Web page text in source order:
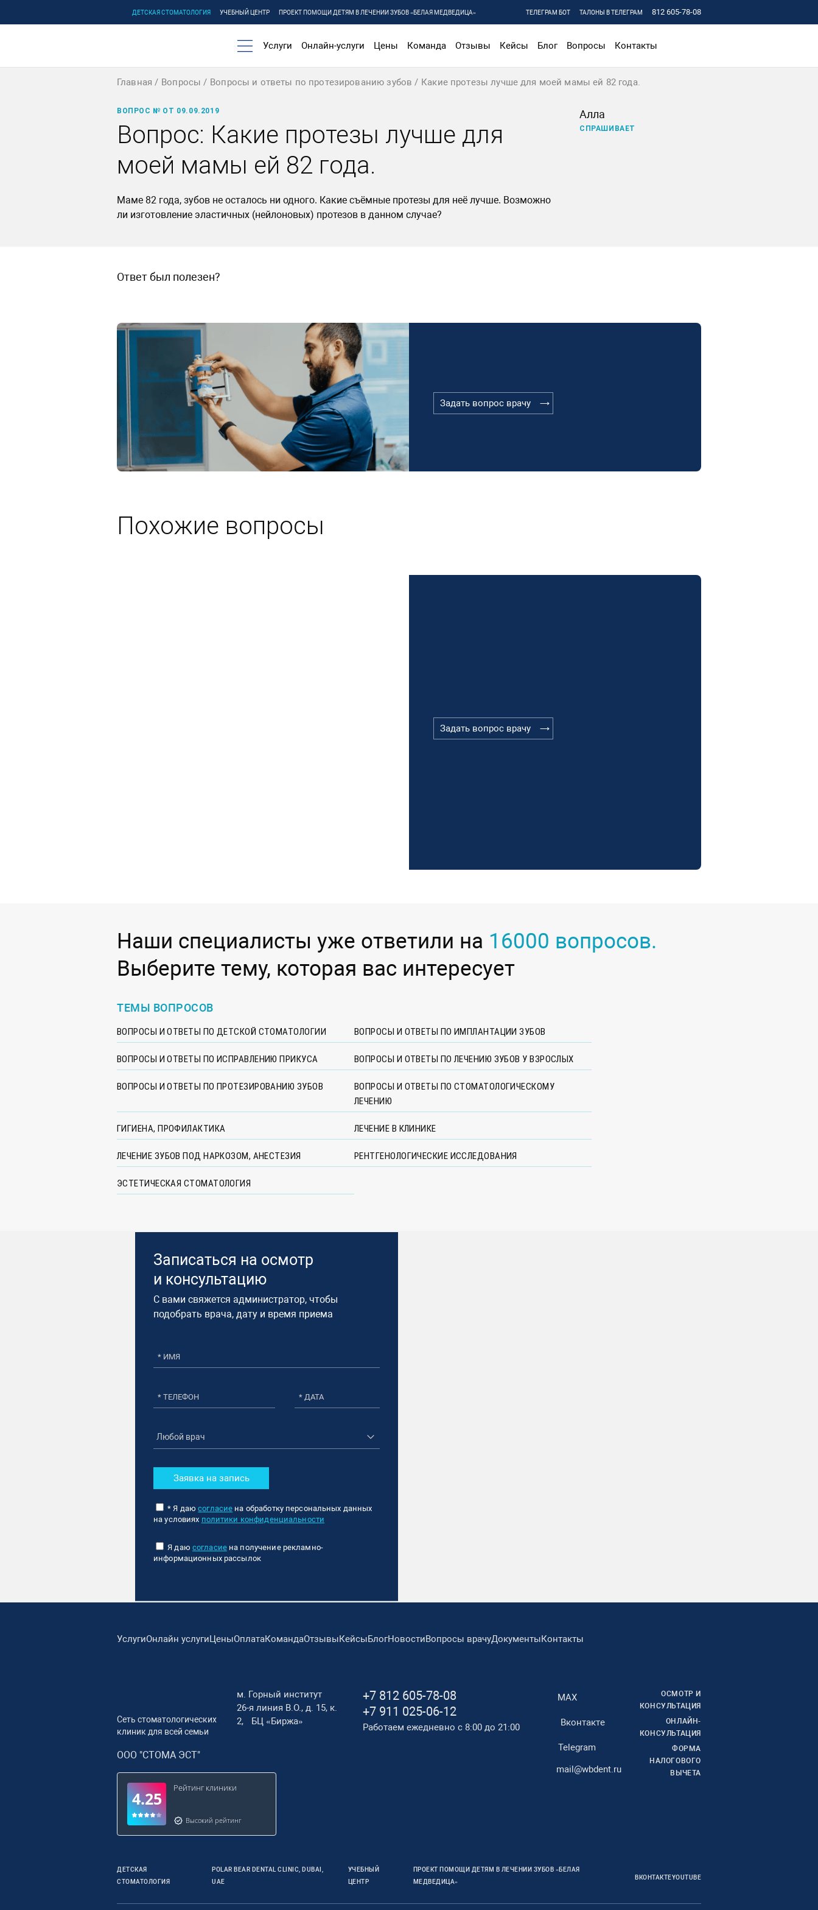
ДЕТСКАЯ СТОМАТОЛОГИЯ УЧЕБНЫЙ ЦЕНТР ПРОЕКТ ПОМОЩИ ДЕТЯМ В ЛЕЧЕНИИ ЗУБОВ «БЕЛАЯ МЕДВЕДИЦА» ТЕЛЕГРАМ БОТ ТАЛОНЫ В ТЕЛЕГРАМ 812 605-78-08
Услуги Онлайн-услуги Цены Команда Отзывы Кейсы Блог Вопросы Контакты
Главная Вопросы Вопросы и ответы по протезированию зубов Какие протезы лучше для моей мамы ей 82 года.
ВОПРОС № ОТ 09.09.2019
Вопрос: Какие протезы лучше для
моей мамы ей 82 года.
Алла
СПРАШИВАЕТ
Маме 82 года, зубов не осталось ни одного. Какие съёмные протезы для неё лучше. Возможно
ли изготовление эластичных (нейлоновых) протезов в данном случае?
Ответ был полезен?
Задать вопрос врачу
Похожие вопросы
Задать вопрос врачу
Наши специалисты уже ответили на 16000 вопросов.
Выберите тему, которая вас интересует
ТЕМЫ ВОПРОСОВ
ВОПРОСЫ И ОТВЕТЫ ПО ДЕТСКОЙ СТОМАТОЛОГИИ ВОПРОСЫ И ОТВЕТЫ ПО ИМПЛАНТАЦИИ ЗУБОВ
ВОПРОСЫ И ОТВЕТЫ ПО ИСПРАВЛЕНИЮ ПРИКУСА ВОПРОСЫ И ОТВЕТЫ ПО ЛЕЧЕНИЮ ЗУБОВ У ВЗРОСЛЫХ
ВОПРОСЫ И ОТВЕТЫ ПО ПРОТЕЗИРОВАНИЮ ЗУБОВ
ВОПРОСЫ И ОТВЕТЫ ПО СТОМАТОЛОГИЧЕСКОМУ
ЛЕЧЕНИЮ
ГИГИЕНА, ПРОФИЛАКТИКА ЛЕЧЕНИЕ В КЛИНИКЕ
ЛЕЧЕНИЕ ЗУБОВ ПОД НАРКОЗОМ, АНЕСТЕЗИЯ РЕНТГЕНОЛОГИЧЕСКИЕ ИССЛЕДОВАНИЯ
ЭСТЕТИЧЕСКАЯ СТОМАТОЛОГИЯ
Записаться на осмотр
и консультацию​
С вами свяжется администратор, чтобы
подобрать врача, дату и время приема​
* ДАТА
Заявка на запись
* Я даюсогласие на обработку персональных данных
на условиях политики конфиденциальности
Я даю согласиена получение рекламно-
информационных рассылок
УслугиОнлайн услугиЦеныОплатаКомандаОтзывыКейсыБлогНовостиВопросы врачуДокументыКонтакты
Сеть стоматологических
клиник для всей семьи
ООО "СТОМА ЭСТ"
4.25
Рейтинг клиники
Высокий рейтинг
м. Горный институт
26-я линия В.О., д. 15, к.
2, БЦ «Биржа»
+7 812 605-78-08
+7 911 025-06-12
Работаем ежедневно с 8:00 до 21:00
MAX
Вконтакте
Telegram
mail@wbdent.ru
ОСМОТР И
КОНСУЛЬТАЦИЯ
ОНЛАЙН-
КОНСУЛЬТАЦИЯ
ФОРМА
НАЛОГОВОГО
ВЫЧЕТА
ДЕТСКАЯ
СТОМАТОЛОГИЯ
POLAR BEAR DENTAL CLINIC, DUBAI,
UAE
УЧЕБНЫЙ
ЦЕНТР
ПРОЕКТ ПОМОЩИ ДЕТЯМ В ЛЕЧЕНИИ ЗУБОВ «БЕЛАЯ
МЕДВЕДИЦА»
ВКОНТАКТЕYOUTUBE